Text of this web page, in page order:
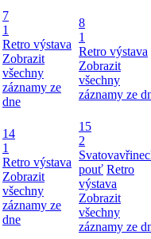
7
1
Retro výstava
Zobrazit
všechny
záznamy ze
dne
8
1
Retro výstava
Zobrazit
všechny
záznamy ze
14
1
Retro výstava
Zobrazit
všechny
záznamy ze
dne
15
2
pouť Retro
výstava
Zobrazit
všechny
záznamy ze